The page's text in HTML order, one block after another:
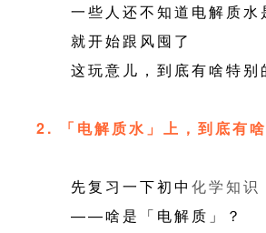
一些人还不知道电解质水
就开始跟风囤了
这玩意儿，到底有啥特别
2. 「电解质水」上，到底有
先复习一下初中 化学知识
——啥是「电解质」？